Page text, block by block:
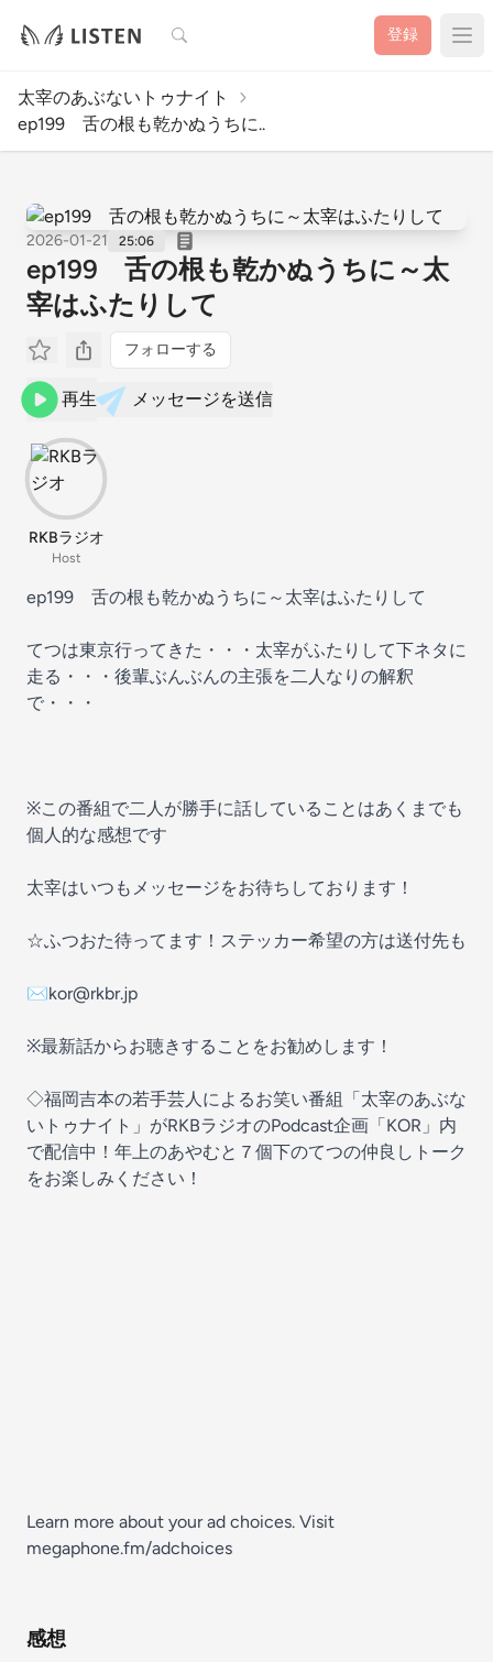
検索 登録
太宰のあぶないトゥナイト
ep199 舌の根も乾かぬうちに..
2026-01-21 25:06
ep199 舌の根も乾かぬうちに～太
宰はふたりして
フォローする
再生 メッセージを送信
RKBラジオ
Host
ep199 舌の根も乾かぬうちに～太宰はふたりして
てつは東京行ってきた・・・太宰がふたりして下ネタに
走る・・・後輩ぶんぶんの主張を二人なりの解釈
で・・・
※この番組で二人が勝手に話していることはあくまでも
個人的な感想です
太宰はいつもメッセージをお待ちしております！
☆ふつおた待ってます！ステッカー希望の方は送付先も
✉kor@rkbr.jp
※最新話からお聴きすることをお勧めします！
◇福岡吉本の若手芸人によるお笑い番組「太宰のあぶな
いトゥナイト」がRKBラジオのPodcast企画「KOR」内
で配信中！年上のあやむと７個下のてつの仲良しトーク
をお楽しみください！
Learn more about your ad choices. Visit
megaphone.fm/adchoices
感想